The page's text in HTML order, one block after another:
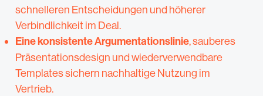
schnelleren Entscheidungen und höherer
Verbindlichkeit im Deal.
Eine konsistente Argumentationslinie, sauberes
Präsentationsdesign und wiederverwendbare
Templates sichern nachhaltige Nutzung im
Vertrieb.